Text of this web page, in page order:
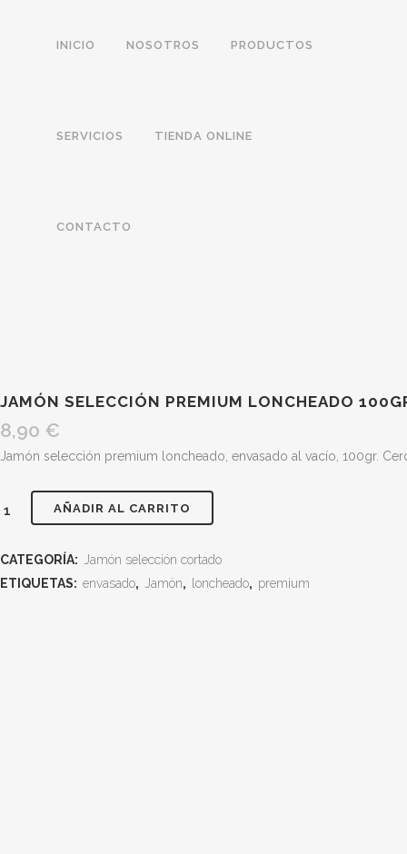
INICIO NOSOTROS PRODUCTOS
SERVICIOS TIENDA ONLINE
CONTACTO
JAMÓN SELECCIÓN PREMIUM LONCHEADO
8,90 €
Jamón selección premium loncheado, envasado al vacío, 100gr.
Jamón
Premium
AÑADIR AL CARRITO
CATEGORÍA:
Jamón selección cortado
ETIQUETAS: envasado, Jamón, loncheado, premium